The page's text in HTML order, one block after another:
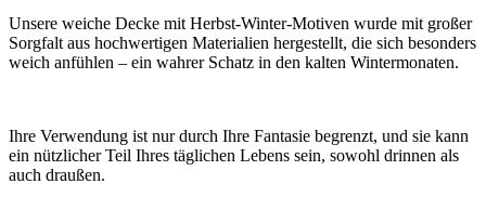
Unsere weiche Decke mit Herbst-Winter-Motiven wurde mit großer
Sorgfalt aus hochwertigen Materialien hergestellt, die sich besonders
weich anfühlen – ein wahrer Schatz in den kalten Wintermonaten.
Ihre Verwendung ist nur durch Ihre Fantasie begrenzt, und sie kann
ein nützlicher Teil Ihres täglichen Lebens sein, sowohl drinnen als
auch draußen.